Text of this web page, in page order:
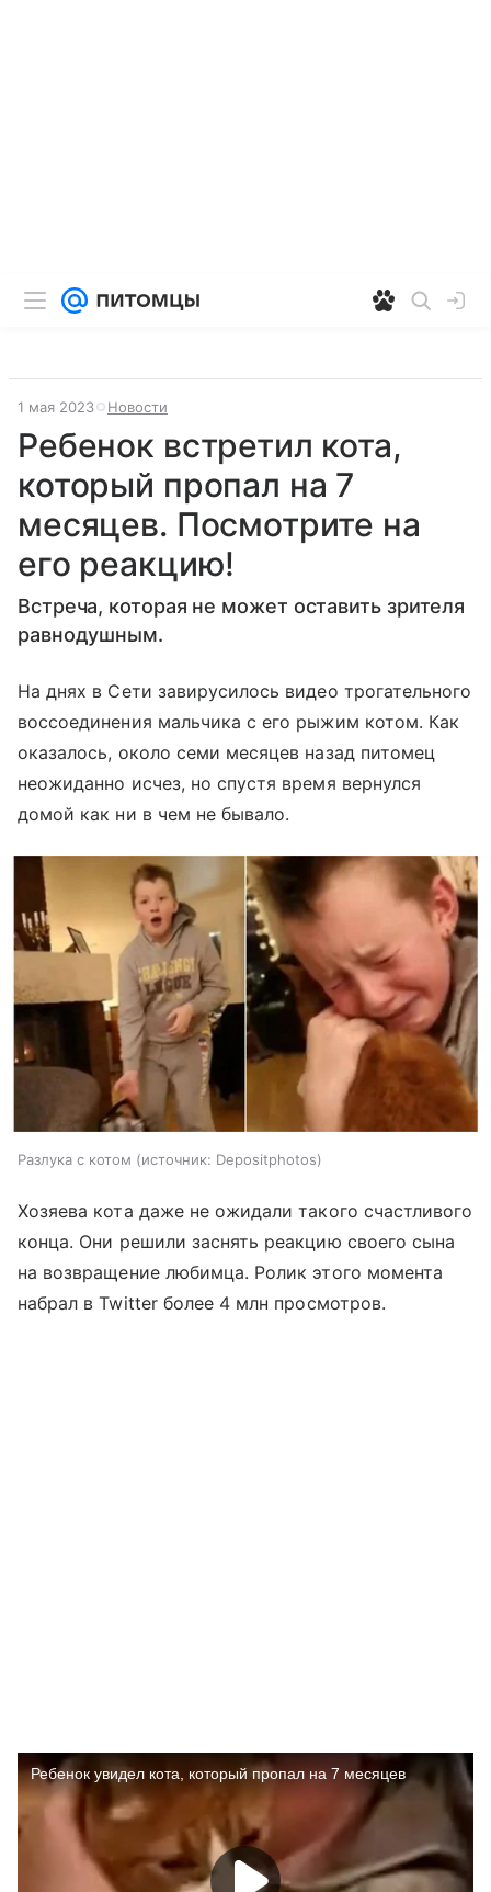
1 мая 2023 Новости
Ребенок встретил кота,
который пропал на 7
месяцев. Посмотрите на
его реакцию!
Встреча, которая не может оставить зрителя
равнодушным.
На днях в Сети завирусилось видео трогательного
воссоединения мальчика с его рыжим котом. Как
оказалось, около семи месяцев назад питомец
неожиданно исчез, но спустя время вернулся
домой как ни в чем не бывало.
Разлука с котом источник: Depositphotos
Хозяева кота даже не ожидали такого счастливого
конца. Они решили заснять реакцию своего сына
на возвращение любимца. Ролик этого момента
набрал в Twitter более 4 млн просмотров.